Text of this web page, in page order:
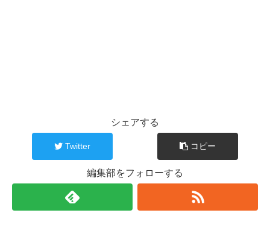
シェアする
Twitter コピー
編集部をフォローする